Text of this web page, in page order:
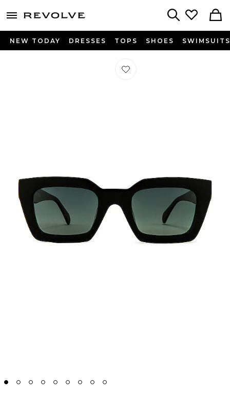
menu - shows more content
NEW TODAY DRESSES TOPS SHOES SWIMSUITS
Préféré LUNETTES DE SOLEIL INDIO